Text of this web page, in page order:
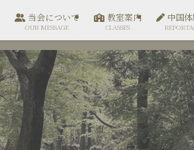
当会について
OUR MESSAGE
教室案内
CLASSES
中国